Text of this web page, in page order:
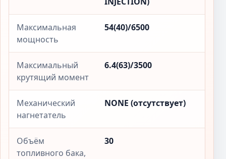
Максимальная
мощность
54(40)/6500
Максимальный
крутящий момент
6.4(63)/3500
Механический
нагнетатель
NONE (отсутствует)
Объём
топливного бака,
30